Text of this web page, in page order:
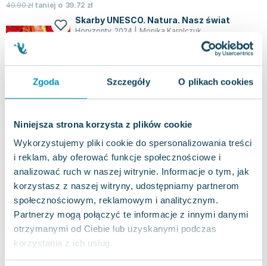
Zgoda Szczegóły O plikach cookies
Niniejsza strona korzysta z plików cookie
Wykorzystujemy pliki cookie do spersonalizowania treści
i reklam, aby oferować funkcje społecznościowe i
analizować ruch w naszej witrynie. Informacje o tym, jak
korzystasz z naszej witryny, udostępniamy partnerom
społecznościowym, reklamowym i analitycznym.
Partnerzy mogą połączyć te informacje z innymi danymi
otrzymanymi od Ciebie lub uzyskanymi podczas
korzystania z ich usług.
49.90złtaniej o 39.72 zł
Skarby UNESCO. Natura. Nasz świat
Horyzonty, 2024 | Monika Karolczuk
Książka "Nasz świat. Skarby UNESCO. Natura"
stanowi fascynującą eksplorację najbardziej
0.0
Twarda Pakujemy dzisiaj
6.47zł jak nowa
26.90złtaniej o20.43zł
Do koszyka
Świat. Cuda natury
Horyzonty,2025| Monika Karolczuk
Album „Cuda natury. Świat” to fascynująca podróż
po najwspanialszych zakątkach świata, które
zachwycają swoją naturalną urodą. Ksi...
0.0